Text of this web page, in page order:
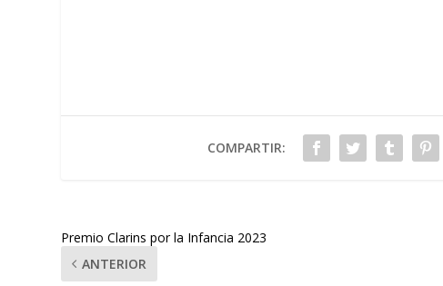
COMPARTIR:
Premio Clarins por la Infancia 2023
ANTERIOR